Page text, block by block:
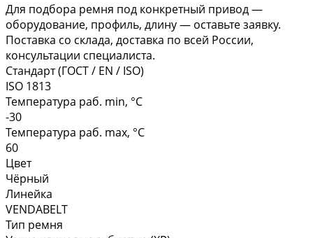
Для подбора ремня под конкретный привод —
оборудование, профиль, длину — оставьте заявку.
Поставка со склада, доставка по всей России,
консультации специалиста.
Стандарт (ГОСТ / EN / ISO)
ISO 1813
Температура раб. min, °C
-30
Температура раб. max, °C
60
Цвет
Чёрный
Линейка
VENDABELT
Тип ремня